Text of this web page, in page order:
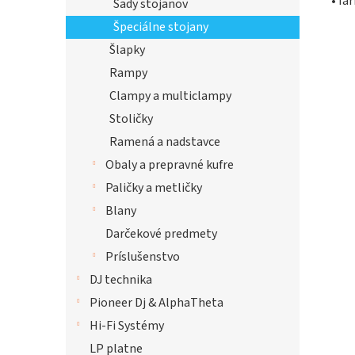
Sady stojanov
Špeciálne stojany
Šlapky
Rampy
Clampy a multiclampy
Stoličky
Ramená a nadstavce
Obaly a prepravné kufre
Paličky a metličky
Blany
Darčekové predmety
Príslušenstvo
DJ technika
Pioneer Dj & AlphaTheta
Hi-Fi Systémy
LP platne